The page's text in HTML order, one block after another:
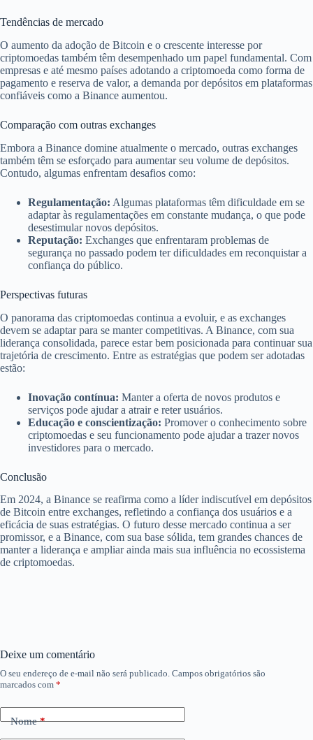
Tendências de mercado
O aumento da adoção de Bitcoin e o crescente interesse por
criptomoedas também têm desempenhado um papel fundamental. Com
empresas e até mesmo países adotando a criptomoeda como forma de
pagamento e reserva de valor, a demanda por depósitos em plataformas
confiáveis como a Binance aumentou.
Comparação com outras exchanges
Embora a Binance domine atualmente o mercado, outras exchanges
também têm se esforçado para aumentar seu volume de depósitos.
Contudo, algumas enfrentam desafios como:
Regulamentação: Algumas plataformas têm dificuldade em se
adaptar às regulamentações em constante mudança, o que pode
desestimular novos depósitos.
Reputação: Exchanges que enfrentaram problemas de
segurança no passado podem ter dificuldades em reconquistar a
confiança do público.
Perspectivas futuras
O panorama das criptomoedas continua a evoluir, e as exchanges
devem se adaptar para se manter competitivas. A Binance, com sua
liderança consolidada, parece estar bem posicionada para continuar sua
trajetória de crescimento. Entre as estratégias que podem ser adotadas
estão:
Inovação contínua: Manter a oferta de novos produtos e
serviços pode ajudar a atrair e reter usuários.
Educação e conscientização: Promover o conhecimento sobre
criptomoedas e seu funcionamento pode ajudar a trazer novos
investidores para o mercado.
Conclusão
Em 2024, a Binance se reafirma como a líder indiscutível em depósitos
de Bitcoin entre exchanges, refletindo a confiança dos usuários e a
eficácia de suas estratégias. O futuro desse mercado continua a ser
promissor, e a Binance, com sua base sólida, tem grandes chances de
manter a liderança e ampliar ainda mais sua influência no ecossistema
de criptomoedas.
Deixe um comentário
O seu endereço de e-mail não será publicado. Campos obrigatórios são
marcados com *
Nome*